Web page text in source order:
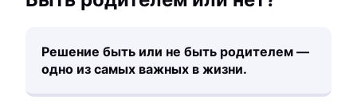
Решение быть или не быть родителем —
одно из самых важных в жизни.